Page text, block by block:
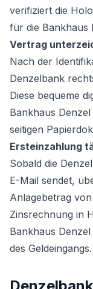
verifiziert die
für die Bankhaus
Vertrag
Nach der
Denzelbank
Diese bequeme
Bankhaus
seitigen
Ersteinzahlung
Sobald die
E-Mail sendet,
Anlagebetrag
Zinsrechnung in
Bankhaus
des Geldeingangs.